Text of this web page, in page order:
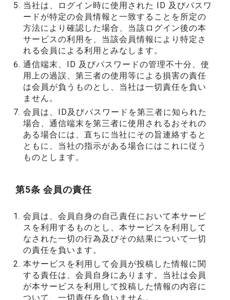
当社は、ログイン時に使用された ID 及びパスワ
ードが特定の会員情報と一致することを所定の
方法により確認した場合、当該ログイン後の本
サービスの利用を、当該会員情報により特定さ
れる会員による利用とみなします。
通信端末、ID 及びパスワードの管理不十分、使
用上の過誤、第三者の使用等による損害の責任
は会員が負うものとし、当社は一切責任を負い
ません。
会員は、ID及びパスワードを第三者に知られた
場合、通信端末を第三者に使用されるおそれの
ある場合には、直ちに当社にその旨連絡すると
ともに、当社の指示がある場合にはこれに従う
ものとします。
第5条 会員の責任
会員は、会員自身の自己責任において本サービ
スを利用するものとし、本サービスを利用して
なされた一切の行為及びその結果について一切
の責任を負います。
本サービスを利用して会員が投稿した情報に関
する責任は、会員自身にあります。当社は会員
が本サービスを利用して投稿した情報の内容に
ついて、一切責任を負いません。